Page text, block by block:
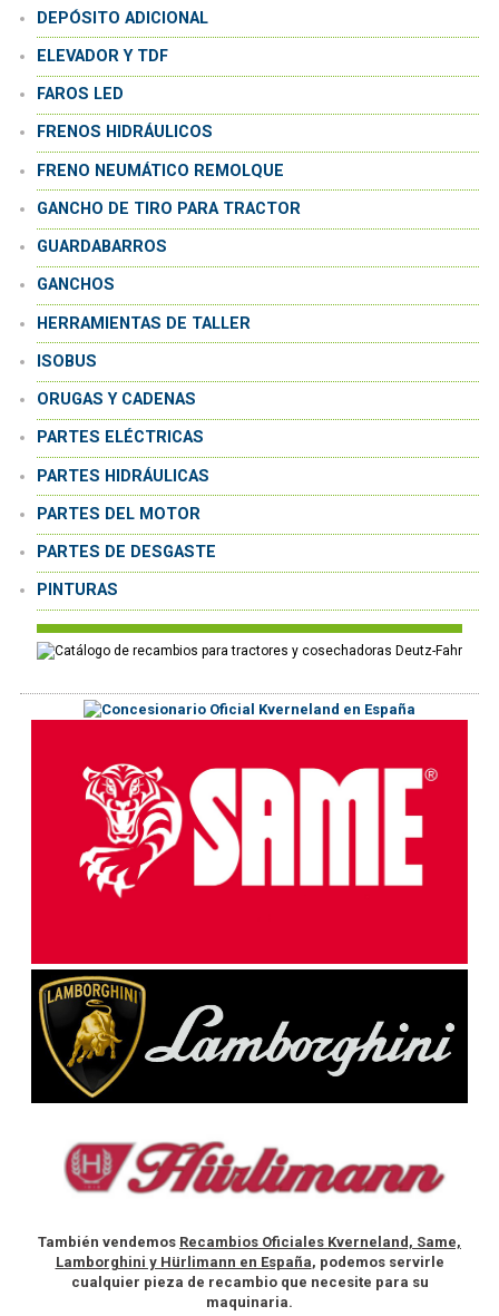
DEPÓSITO ADICIONAL
ELEVADOR Y TDF
FAROS LED
FRENOS HIDRÁULICOS
FRENO NEUMÁTICO REMOLQUE
GANCHO DE TIRO PARA TRACTOR
GUARDABARROS
GANCHOS
HERRAMIENTAS DE TALLER
ISOBUS
ORUGAS Y CADENAS
PARTES ELÉCTRICAS
PARTES HIDRÁULICAS
PARTES DEL MOTOR
PARTES DE DESGASTE
PINTURAS
También vendemos Recambios Oficiales Kverneland, Same,
Lamborghini y Hürlimann en España, podemos servirle
cualquier pieza de recambio que necesite para su
maquinaria.